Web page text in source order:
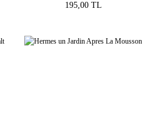
195,00 TL